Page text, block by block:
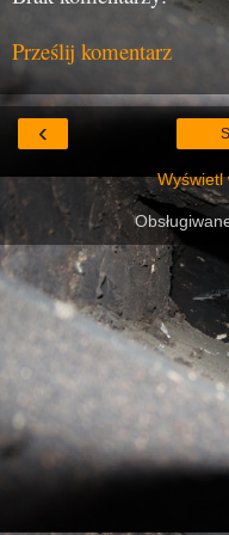
Prześlij komentarz
‹
Wyświetl